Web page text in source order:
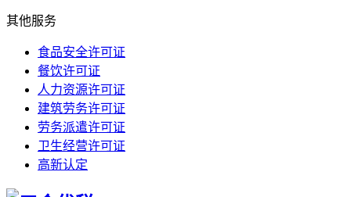
其他服务
食品安全许可证
餐饮许可证
人力资源许可证
建筑劳务许可证
劳务派遣许可证
卫生经营许可证
高新认定